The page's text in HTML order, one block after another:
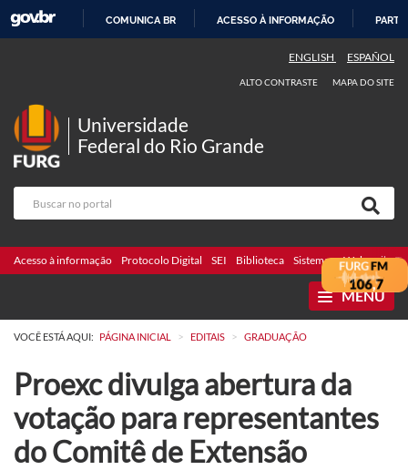
COMUNICA BR ACESSO À INFORMAÇÃO
ENGLISH ESPAÑOL
ALTO CONTRASTE MAPA DO SITE
Universidade
Federal do Rio Grande
Acesso à informação Protocolo Digital SEI Biblioteca Sistemas Webmail
MENU
VOCÊ ESTÁ AQUI: PÁGINA INICIAL > EDITAIS > GRADUAÇÃO
Proexc divulga abertura da
votação para representantes
do Comitê de Extensão